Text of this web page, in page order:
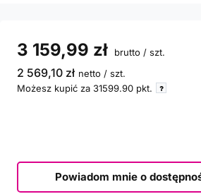
3 159,99 zł brutto / szt.
2 569,10 zł netto / szt.
Możesz kupić za 31599.90 pkt.
Powiadom mnie o